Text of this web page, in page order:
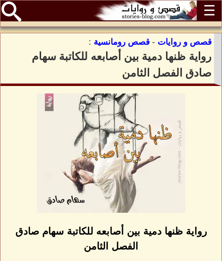
☰
قصص و روايات - قصص رومانسية :
رواية ظنها دمية بين أصابعه للكاتبة سهام
صادق الفصل الثامن
رواية ظنها دمية بين أصابعه للكاتبة سهام صادق
الفصل الثامن